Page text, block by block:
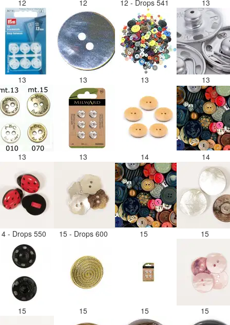
12 12 12 - Drops 541 13
13 13 13 13
13 13 14 14
- Drops 550 15 - Drops 600 15 15
15 15 15 15